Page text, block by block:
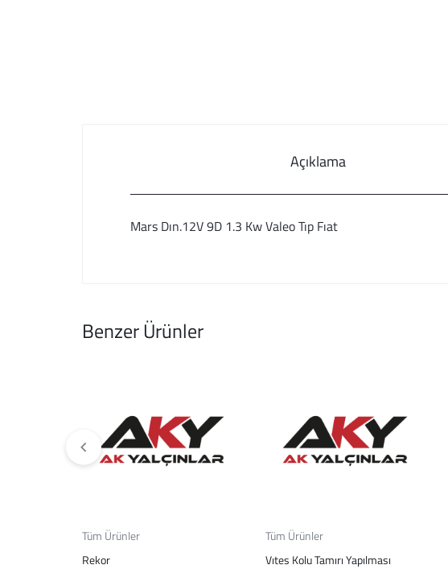
Açıklama
Mars Dın.12V 9D 1.3 Kw Valeo Tıp Fıat
Benzer Ürünler
Tüm Ürünler
Rekor
Tüm Ürünler
Vıtes Kolu Tamırı Yapılması